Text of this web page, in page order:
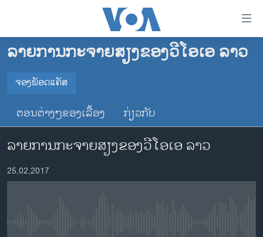
ເຂົ້າ
ຂ້າມ
ໄປ
ຊອກ
ຄົ້ນ
ໂຮມເພຈ
ລາວ
ອາເມຣິກາ
ການເລືອກຕັ້ງ ປະທານາທີບໍດີ ສະຫະລັດ 2024
ຂ່າວ​ຈີນ
ໂລກ
ລາຍການກະຈາຍສຽງຂອງວີໂອເອ ລາວ
ຈອງພັອດແຄັສ
ຈອງພັອດແຄັສ
ຕອນຕ່າງໆຂອງເລື້ອງ ກ່ຽວກັບ
ລາຍການກະຈາຍສຽງຂອງວີໂອເອ ລາວ
25,02,2017